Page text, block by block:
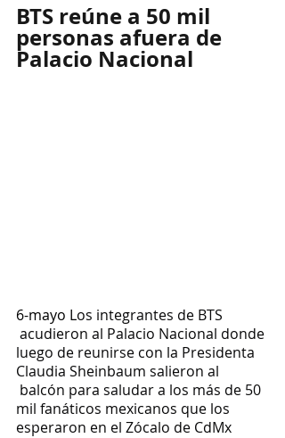
BTS reúne a 50 mil
personas afuera de
Palacio Nacional
6-mayo Los integrantes de BTS
acudieron al Palacio Nacional donde
luego de reunirse con la Presidenta
Claudia Sheinbaum salieron al
balcón para saludar a los más de 50
mil fanáticos mexicanos que los
esperaron en el Zócalo de CdMx